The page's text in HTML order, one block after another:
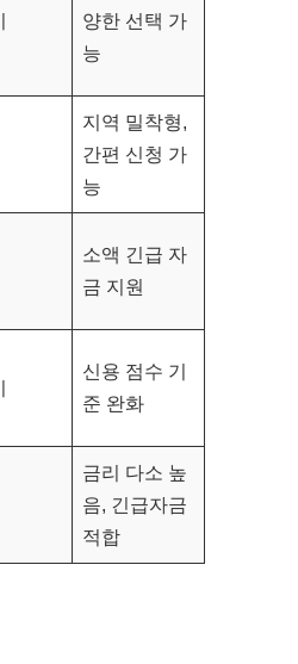
양한 선택 가
능
지역 밀착형,
간편 신청 가
능
소액 긴급 자
금 지원
신용 점수 기
준 완화
금리 다소 높
음, 긴급자금
적합